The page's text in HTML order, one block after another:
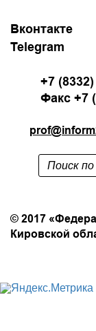
Вконтакте
Telegram
+7
Факс +7
© 2017
Кировской